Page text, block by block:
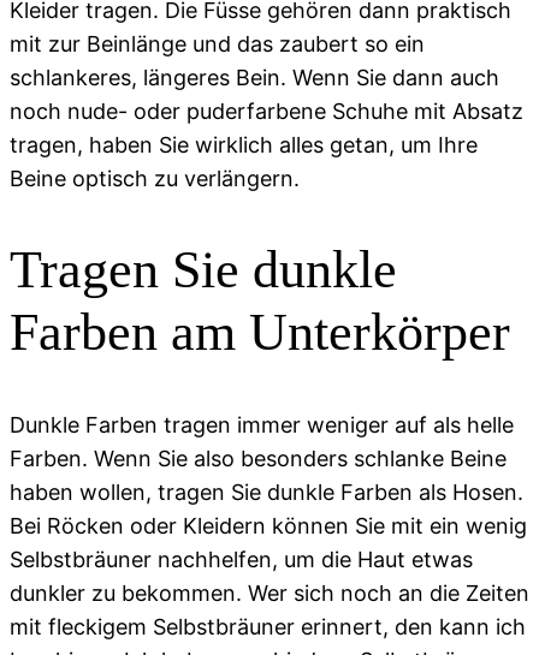
Kleider tragen. Die Füsse gehören dann praktisch
mit zur Beinlänge und das zaubert so ein
schlankeres, längeres Bein. Wenn Sie dann auch
noch nude- oder puderfarbene Schuhe mit Absatz
tragen, haben Sie wirklich alles getan, um Ihre
Beine optisch zu verlängern.
Tragen Sie dunkle
Farben am Unterkörper
Dunkle Farben tragen immer weniger auf als helle
Farben. Wenn Sie also besonders schlanke Beine
haben wollen, tragen Sie dunkle Farben als Hosen.
Bei Röcken oder Kleidern können Sie mit ein wenig
Selbstbräuner nachhelfen, um die Haut etwas
dunkler zu bekommen. Wer sich noch an die Zeiten
mit fleckigem Selbstbräuner erinnert, den kann ich